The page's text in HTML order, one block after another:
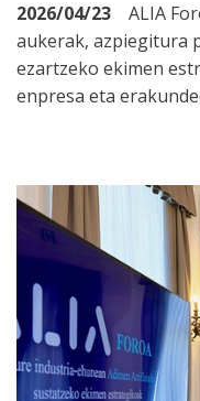
2026/04/23
ALIA
aukerak, azpiegitura
ezartzeko ekimen
enpresa eta